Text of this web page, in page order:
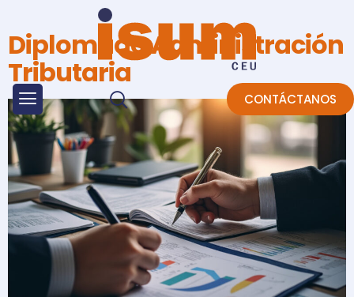
CONTÁCTANOS
Diplomado Administración
Tributaria